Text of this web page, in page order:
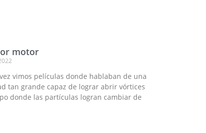
motor
vimos películas donde hablaban de una
tan grande capaz de lograr abrir vórtices
donde las partículas logran cambiar de